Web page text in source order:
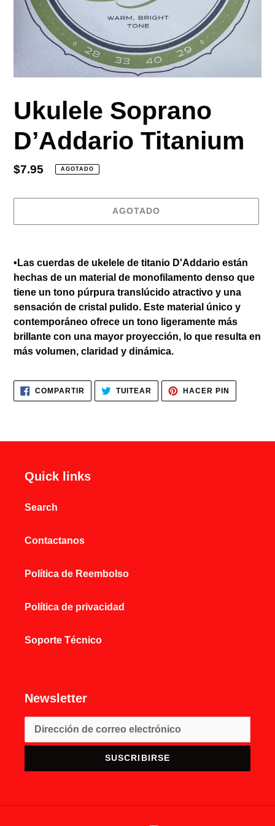
Ukulele Soprano
D’Addario Titanium
Precio
$7.95 AGOTADO
AGOTADO
el
a
tu
carrito
de
compra
•Las cuerdas de ukelele de titanio D'Addario están
hechas de un material de monofilamento denso que
tiene un tono púrpura translúcido atractivo y una
sensación de cristal pulido. Este material único y
contemporáneo ofrece un tono ligeramente más
brillante con una mayor proyección, lo que resulta en
más volumen, claridad y dinámica.
COMPARTIR COMPARTIR
EN
FACEBOOK
TUITEAR TUITEAR
TWITTER
HACER PIN
PINTEREST
Quick links
Search
Contactanos
Política de Reembolso
Política de privacidad
Soporte Técnico
Newsletter
SUSCRIBIRSE